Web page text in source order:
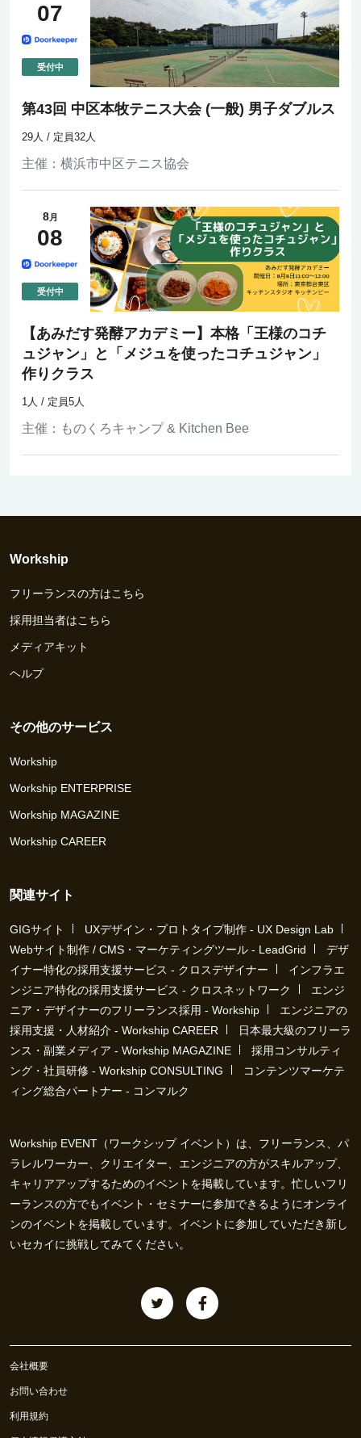
07
第43回 中区本牧テニス大会 (一般) 男子ダブルス
主催： 横浜市中区テニス協会
29人 / 定員32人
8月
08
【あみだす発酵アカデミー】本格「王様のコチ
ュジャン」と「メジュを使ったコチュジャン」
作りクラス
主催： ものくろキャンプ & Kitchen Bee
1人 / 定員5人
Workship
フリーランスの方はこちら
採用担当者はこちら
メディアキット
ヘルプ
その他のサービス
Workship
Workship ENTERPRISE
Workship MAGAZINE
Workship CAREER
関連サイト
GIGサイト
UXデザイン・プロトタイプ制作 - UX Design Lab
Webサイト制作 / CMS・マーケティングツール - LeadGrid
デザ
イナー特化の採用支援サービス - クロスデザイナー
インフラエ
ンジニア特化の採用支援サービス - クロスネットワーク
エンジ
ニア・デザイナーのフリーランス採用 - Workship
エンジニアの
採用支援・人材紹介 - Workship CAREER
日本最大級のフリーラ
ンス・副業メディア - Workship MAGAZINE
採用コンサルティ
ング・社員研修 - Workship CONSULTING
コンテンツマーケテ
ィング総合パートナー - コンマルク
Workship EVENT（ワークシップ イベント）は、フリーランス、パ
ラレルワーカー、クリエイター、エンジニアの方がスキルアップ、
キャリアアップするためのイベントを掲載しています。忙しいフリ
ーランスの方でもイベント・セミナーに参加できるようにオンライ
ンのイベントを掲載しています。イベントに参加していただき新し
いセカイに挑戦してみてください。
会社概要
お問い合わせ
利用規約